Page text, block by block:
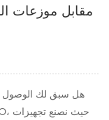
مقابل موزعات
هل سبق لك الوصول